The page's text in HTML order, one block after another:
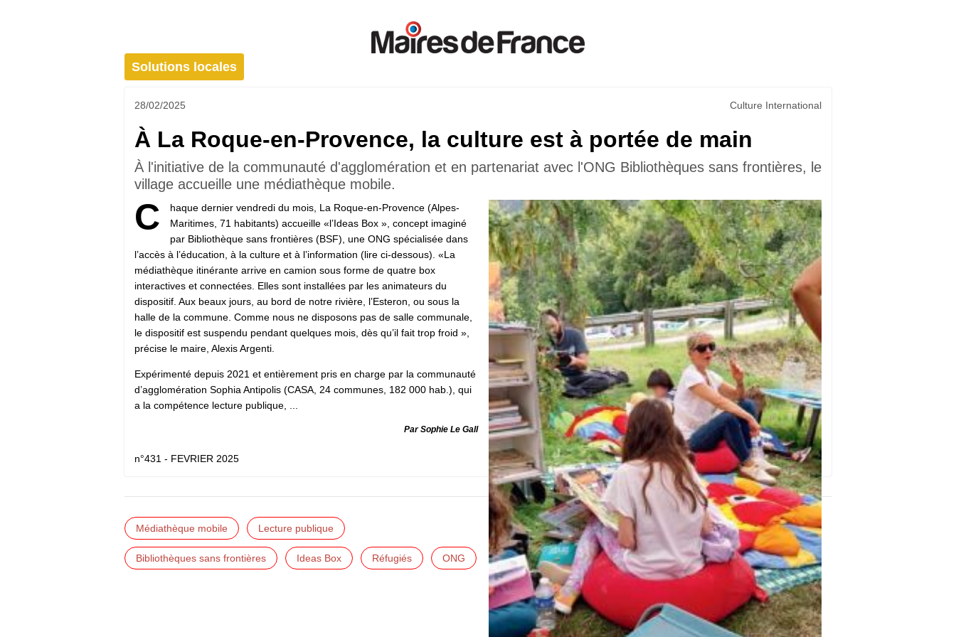
Solutions locales
28/02/2025 Culture International
À La Roque-en-Provence, la culture est à portée de main
À l'initiative de la communauté d'agglomération et en partenariat avec l'ONG Bibliothèques sans frontières, le
village accueille une médiathèque mobile.
C
haque dernier vendredi du mois, La Roque-en-Provence (Alpes-
Maritimes, 71 habitants) accueille «l’Ideas Box », concept imaginé
par Bibliothèque sans frontières (BSF), une ONG spécialisée dans
l’accès à l’éducation, à la culture et à l’information (lire ci-dessous). «La
médiathèque itinérante arrive en camion sous forme de quatre box
interactives et connectées. Elles sont installées par les animateurs du
dispositif. Aux beaux jours, au bord de notre rivière, l’Esteron, ou sous la
halle de la commune. Comme nous ne disposons pas de salle communale,
le dispositif est suspendu pendant quelques mois, dès qu’il fait trop froid »,
précise le maire, Alexis Argenti.
Expérimenté depuis 2021 et entièrement pris en charge par la communauté
d’agglomération Sophia Antipolis (CASA, 24 communes, 182 000 hab.), qui
a la compétence lecture publique, ...
Par Sophie Le Gall
n°431 - FEVRIER 2025
Médiathèque mobile Lecture publique
Bibliothèques sans frontières Ideas Box Réfugiés ONG